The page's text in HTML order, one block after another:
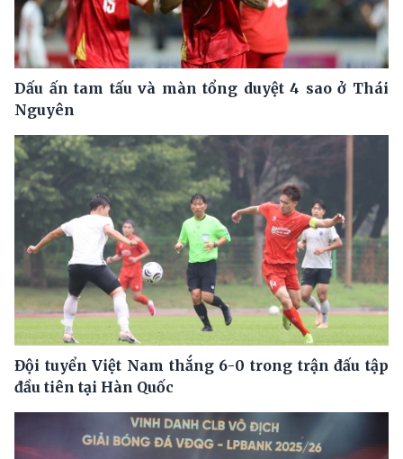
Dấu ấn tam tấu và màn tổng duyệt 4 sao ở Thái
Nguyên
Đội tuyển Việt Nam thắng 6-0 trong trận đấu tập
đầu tiên tại Hàn Quốc